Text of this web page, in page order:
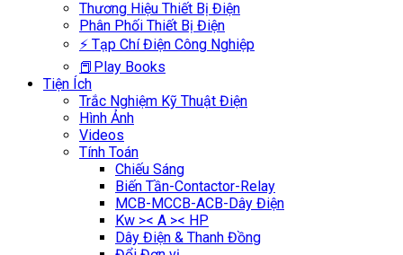
Thương Hiệu Thiết Bị Điện
Phân Phối Thiết Bị Điện
⚡ Tạp Chí Điện Công Nghiệp
📕Play Books
Tiện Ích
Trắc Nghiệm Kỹ Thuật Điện
Hình Ảnh
Videos
Tính Toán
Chiếu Sáng
Biến Tần-Contactor-Relay
MCB-MCCB-ACB-Dây Điện
Kw >< A >< HP
Dây Điện & Thanh Đồng